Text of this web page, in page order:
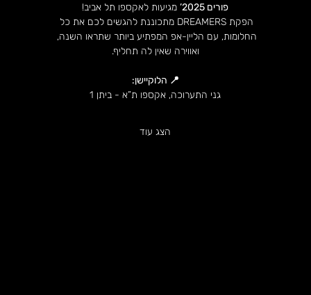
פורים 2025’
מגיעות לאקספו תל אביב!
הפקת DREAMERS מתכוננת להגשים לכם את כל
החלומות, עם הליין-אפ המפתיע ביותר שתראו השנה,
ואווירה שאין לה תחליף.
📍 הלוקיישן:
גני התערוכה, אקספו ת”א - ביתן 1
הצג עוד